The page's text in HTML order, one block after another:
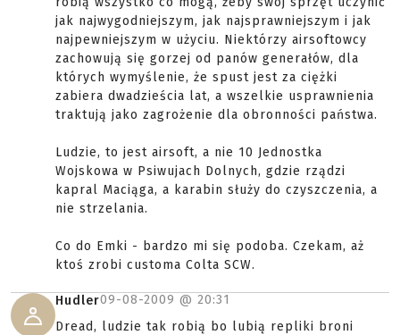
jak najwygodniejszym, jak najsprawniejszym i jak
najpewniejszym w użyciu. Niektórzy airsoftowcy
zachowują się gorzej od panów generałów, dla
których wymyślenie, że spust jest za ciężki
zabiera dwadzieścia lat, a wszelkie usprawnienia
traktują jako zagrożenie dla obronności państwa.
Ludzie, to jest airsoft, a nie 10 Jednostka
Wojskowa w Psiwujach Dolnych, gdzie rządzi
kapral Maciąga, a karabin służy do czyszczenia, a
nie strzelania.
Co do Emki - bardzo mi się podoba. Czekam, aż
ktoś zrobi customa Colta SCW.
Hudler09-08-2009 @ 20:31
Dread, ludzie tak robią bo lubią repliki broni